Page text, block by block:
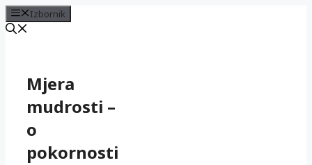
Izbornik
sadržajMjera
mudrosti –
o
pokornosti